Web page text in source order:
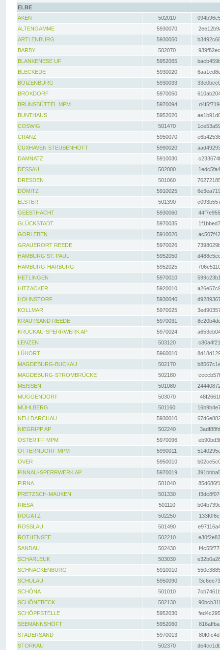
ELBE
AKEN
502010
ALTENGAMME
5930070
ARTLENBURG
5930050
BARBY
502070
BLANKENESE UF
5952065
BLECKEDE
5930020
BOIZENBURG
5930033
BROKDORF
5970050
BRUNSBÜTTEL MPM
5970094
BUNTHAUS
5952020
COSWIG
501470
CRANZ
5950070
CUXHAVEN STEUBENHÖFT
5990020
DAMNATZ
5910030
DESSAU
502000
DRESDEN
501060
DÖMITZ
5910025
ELSTER
501390
GEESTHACHT
5930060
GLÜCKSTADT
5970035
GORLEBEN
5910020
GRAUERORT REEDE
5970026
HAMBURG ST. PAULI
5952050
HAMBURG-HARBURG
5952025
HETLINGEN
5970010
HITZACKER
5920010
HOHNSTORF
5930040
KOLLMAR
5970025
KRAUTSAND REEDE
5970031
KRÜCKAU-SPERRWERK AP
5970024
LENZEN
503120
LÜHORT
5960010
MAGDEBURG-BUCKAU
502170
MAGDEBURG-STROMBRÜCKE
502180
MEISSEN
501080
MÜGGENDORF
503070
MÜHLBERG
501160
NEU DARCHAU
5930010
NIEGRIPP AP
502240
OSTERIFF MPM
5970096
OTTERNDORF MPM
5990011
OVER
5950010
PINNAU-SPERRWERK AP
5970019
PIRNA
501040
PRETZSCH-MAUKEN
501330
RIESA
501110
ROGÄTZ
502250
ROSSLAU
501490
ROTHENSEE
502210
SANDAU
502430
SCHARLEUK
503030
SCHNACKENBURG
5910010
SCHULAU
5950090
SCHÖNA
501010
SCHÖNEBECK
502130
SCHÖPFSTELLE
5952030
SEEMANNSHÖFT
5952060
STADERSAND
5970013
STORKAU
502370